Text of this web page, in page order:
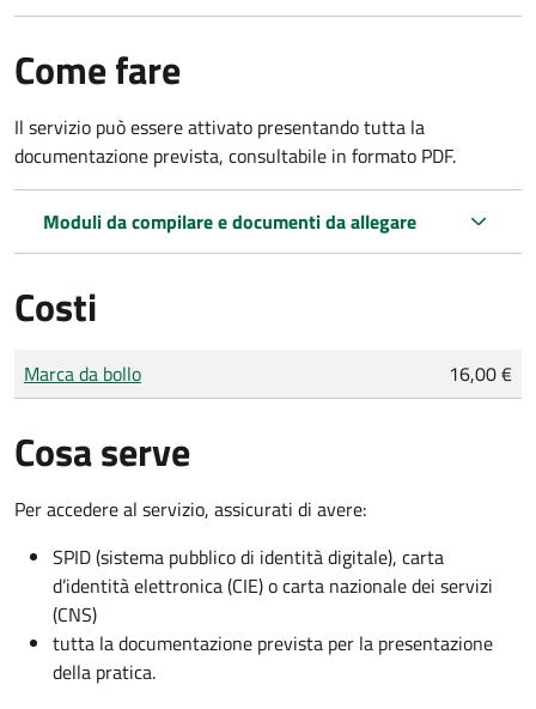
Come fare
Il servizio può essere attivato presentando tutta la
documentazione prevista, consultabile in formato PDF.
Moduli da compilare e documenti da allegare
Costi
Tipo di pagamento
Importo
Marca da bollo 16,00 €
Cosa serve
Per accedere al servizio, assicurati di avere:
SPID (sistema pubblico di identità digitale), carta
d’identità elettronica (CIE) o carta nazionale dei servizi
(CNS)
tutta la documentazione prevista per la presentazione
della pratica.